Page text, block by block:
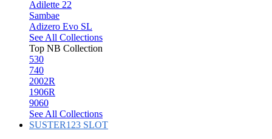
Adilette 22
Sambae
Adizero Evo SL
See All Collections
Top NB Collection
530
740
2002R
1906R
9060
See All Collections
SUSTER123 SLOT